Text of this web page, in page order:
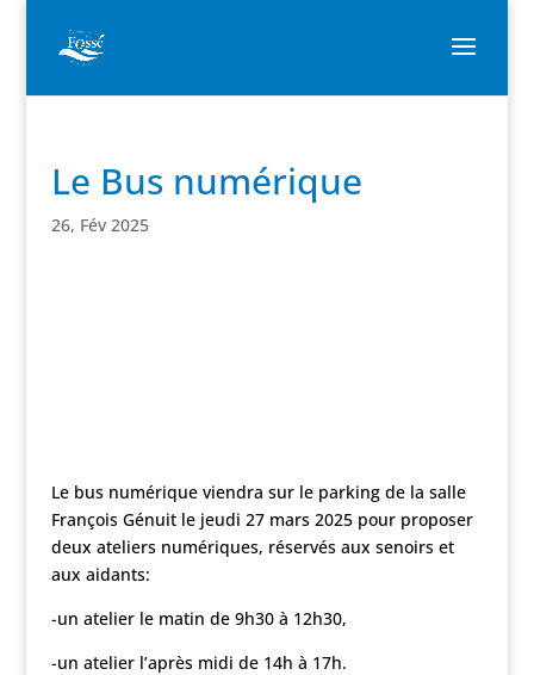
Le Bus numérique
26, Fév 2025
Le bus numérique viendra sur le parking de la salle
François Génuit le jeudi 27 mars 2025 pour proposer
deux ateliers numériques, réservés aux senoirs et
aux aidants:
-un atelier le matin de 9h30 à 12h30,
-un atelier l’après midi de 14h à 17h.